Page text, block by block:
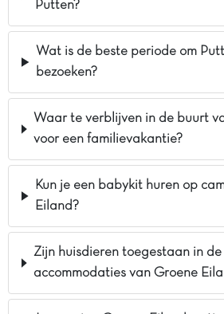
Putten?
Wat is de beste periode om
bezoeken?
Waar te verblijven in de buurt
voor een familievakantie?
Kun je een babykit huren op
Eiland?
Zijn huisdieren toegestaan in de
accommodaties van Groene